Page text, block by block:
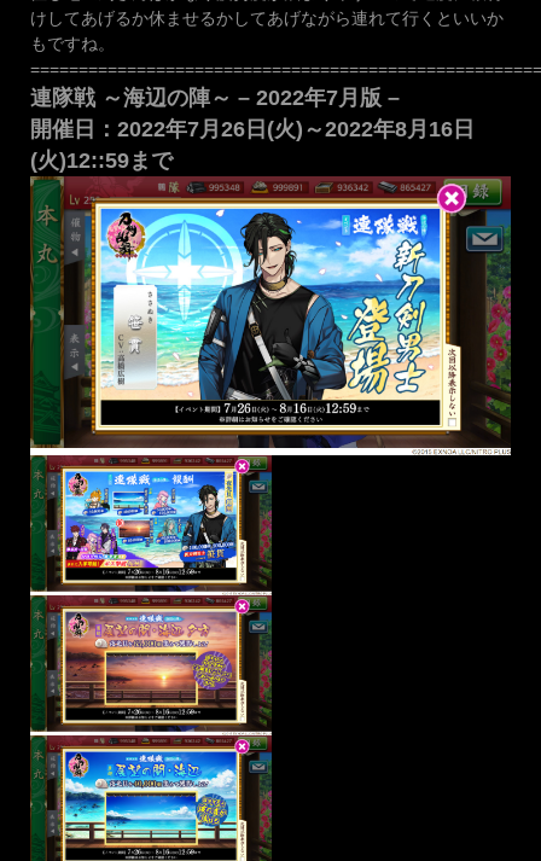
けしてあげるか休ませるかしてあげながら連れて行くといいか
もですね。
連隊戦 ～海辺の陣～ – 2022年7月版 –
開催日：2022年7月26日(火)～2022年8月16日
(火)12::59まで